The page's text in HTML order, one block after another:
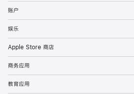
账户
娱乐
Apple Store 商店
商务应用
教育应用